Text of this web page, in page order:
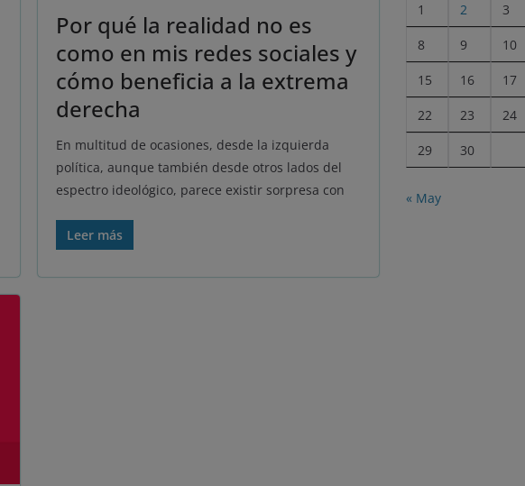
Por qué la realidad no es
como en mis redes sociales y
cómo beneficia a la extrema
derecha
En multitud de ocasiones, desde la izquierda
política, aunque también desde otros lados del
espectro ideológico, parece existir sorpresa con
Leer más
1 2 3
8 9 10
15 16 17
22 23 24
29 30
« May